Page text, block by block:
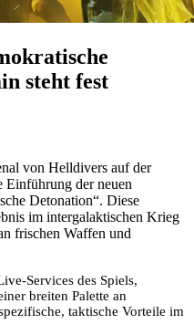
steht fest
von Helldivers auf der
Einführung der neuen
Detonation“. Diese
im intergalaktischen Krieg
frischen Waffen und
Services des Spiels,
breiten Palette an
taktische Vorteile im